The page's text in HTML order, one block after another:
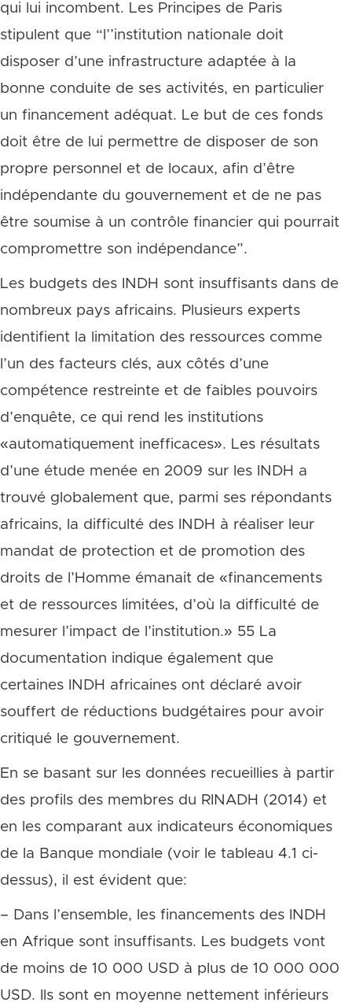
qui lui incombent. Les Principes de Paris
stipulent que “l’’institution nationale doit
disposer d’une infrastructure adaptée à la
bonne conduite de ses activités, en particulier
un financement adéquat. Le but de ces fonds
doit être de lui permettre de disposer de son
propre personnel et de locaux, afin d’être
indépendante du gouvernement et de ne pas
être soumise à un contrôle financier qui pourrait
compromettre son indépendance”.
Les budgets des INDH sont insuffisants dans de
nombreux pays africains. Plusieurs experts
identifient la limitation des ressources comme
l’un des facteurs clés, aux côtés d’une
compétence restreinte et de faibles pouvoirs
d’enquête, ce qui rend les institutions
«automatiquement inefficaces». Les résultats
d’une étude menée en 2009 sur les INDH a
trouvé globalement que, parmi ses répondants
africains, la difficulté des INDH à réaliser leur
mandat de protection et de promotion des
droits de l’Homme émanait de «financements
et de ressources limitées, d’où la difficulté de
mesurer l’impact de l’institution.» 55 La
documentation indique également que
certaines INDH africaines ont déclaré avoir
souffert de réductions budgétaires pour avoir
critiqué le gouvernement.
En se basant sur les données recueillies à partir
des profils des membres du RINADH (2014) et
en les comparant aux indicateurs économiques
de la Banque mondiale (voir le tableau 4.1 ci-
dessus), il est évident que:
– Dans l’ensemble, les financements des INDH
en Afrique sont insuffisants. Les budgets vont
de moins de 10 000 USD à plus de 10 000 000
USD. Ils sont en moyenne nettement inférieurs